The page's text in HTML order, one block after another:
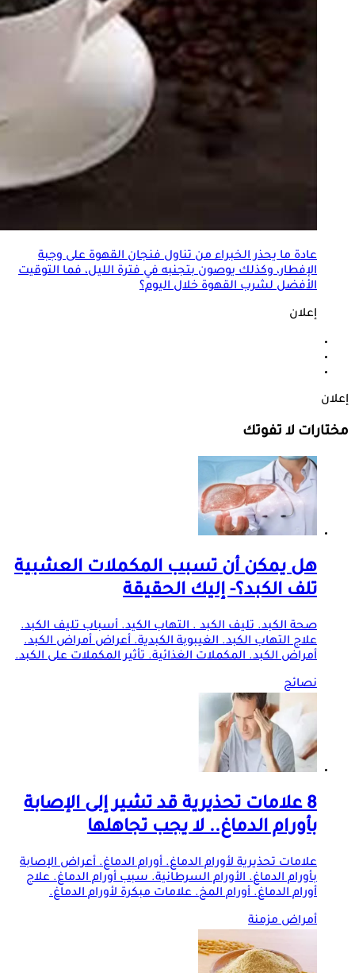
عادة ما يحذر الخبراء من تناول فنجان القهوة على وجبة
الإفطار، وكذلك يوصون بتجنبه في فترة الليل، فما التوقيت
الأفضل لشرب القهوة خلال اليوم؟
إعلان
إعلان
مختارات لا تفوتك
هل يمكن أن تسبب المكملات العشبية
تلف الكبد؟- إليك الحقيقة
صحة الكبد. تليف الكبد . التهاب الكيد. أسباب تليف الكبد.
علاج التهاب الكبد. الغيبوبة الكبدية. أعراض أمراض الكبد.
أمراض الكبد. المكملات الغذائية. تأثير المكملات على الكبد.
نصائح
8 علامات تحذيرية قد تشير إلى الإصابة
بأورام الدماغ.. لا يجب تجاهلها
علامات تحذيرية لأورام الدماغ. أورام الدماغ. أعراض الإصابة
بأورام الدماغ. الأورام السرطانية. سبب أورام الدماغ. علاج
أورام الدماغ. أورام المخ. علامات مبكرة لأورام الدماغ.
أمراض مزمنة